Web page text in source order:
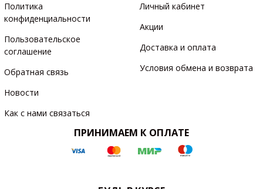
Политика
конфиденциальности
Пользовательское
соглашение
Обратная связь
Новости
Как с нами связаться
Личный кабинет
Акции
Доставка и оплата
Условия обмена и возврата
ПРИНИМАЕМ К ОПЛАТЕ